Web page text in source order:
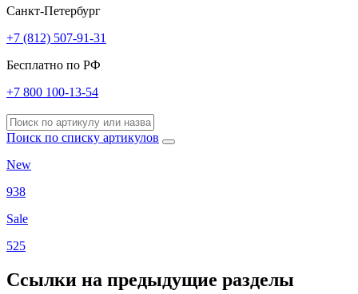
Санкт-Петербург
+7 (812) 507-91-31
Бесплатно по РФ
+7 800 100-13-54
Поиск по списку артикулов
New
938
Sale
525
Ссылки на предыдущие разделы